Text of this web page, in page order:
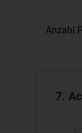
Anzahl
7.